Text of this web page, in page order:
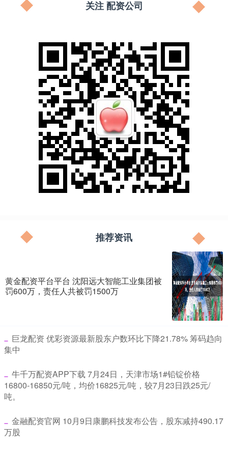
关注 配资公司
推荐资讯
黄金配资平台平台 沈阳远大智能工业集团被
罚600万，责任人共被罚1500万
​巨龙配资 优彩资源最新股东户数环比下降21.78% 筹码趋向
集中
​牛千万配资APP下载 7月24日，天津市场1#铅锭价格
16800-16850元/吨，均价16825元/吨，较7月23日跌25元/
吨。
​金融配资官网 10月9日康鹏科技发布公告，股东减持490.17
万股